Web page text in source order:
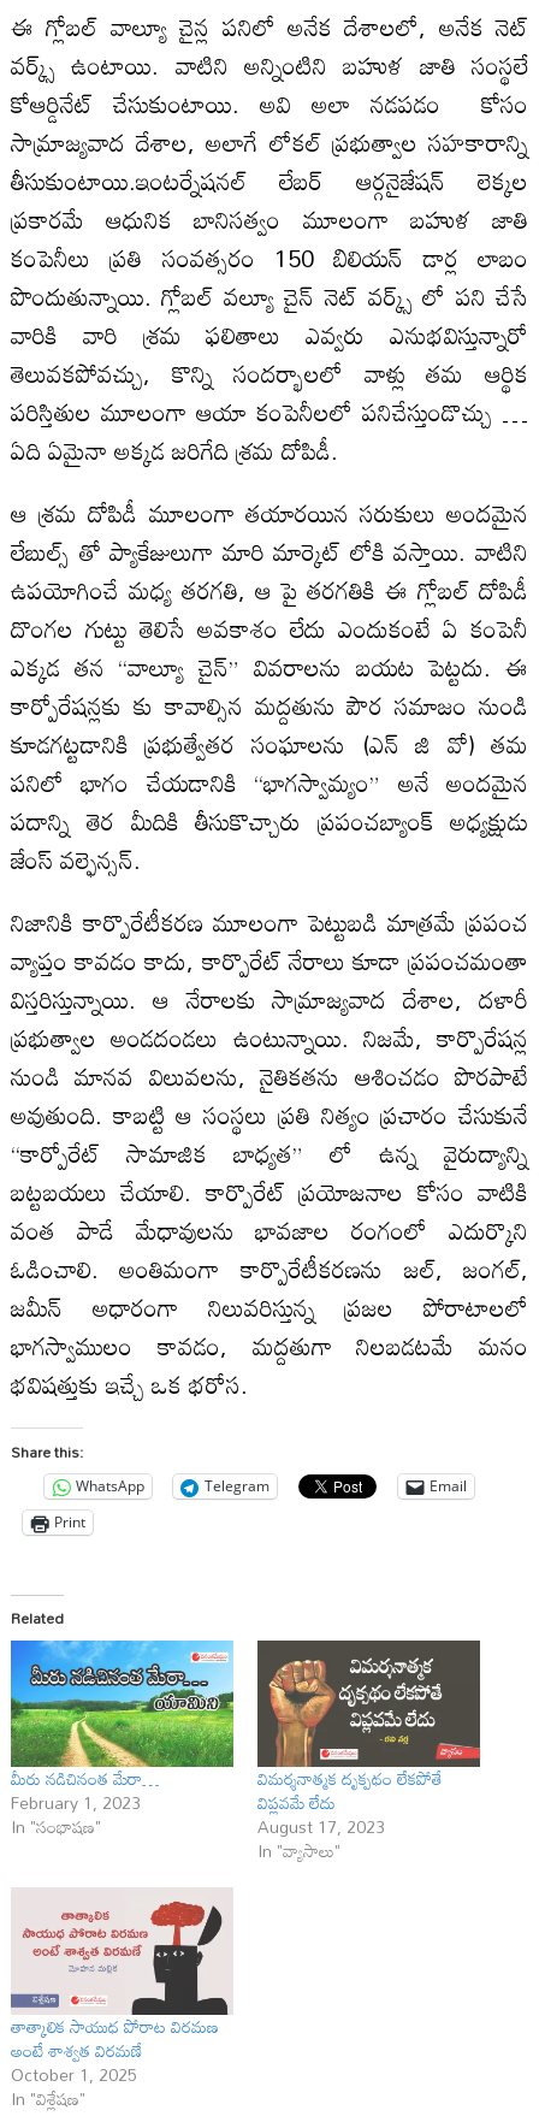
ఈ గ్లోబల్ వాల్యూ చైన్ల పనిలో అనేక దేశాలలో, అనేక నెట్
వర్క్స్ ఉంటాయి. వాటిని అన్నింటిని బహుళ జాతి సంస్థలే
కోఆర్డినేట్ చేసుకుంటాయి. అవి అలా నడపడం కోసం
సామ్రాజ్యవాద దేశాల, అలాగే లోకల్ ప్రభుత్వాల సహకారాన్ని
తీసుకుంటాయి.ఇంటర్నేషనల్ లేబర్ ఆర్గనైజేషన్ లెక్కల
ప్రకారమే ఆధునిక బానిసత్వం మూలంగా బహుళ జాతి
కంపెనీలు ప్రతి సంవత్సరం 150 బిలియన్ డార్ల లాబం
పొందుతున్నాయి. గ్లోబల్ వల్యూ చైన్ నెట్ వర్క్స్ లో పని చేసే
వారికి వారి శ్రమ ఫలితాలు ఎవ్వరు ఎనుభవిస్తున్నారో
తెలువకపోవచ్చు, కొన్ని సందర్భాలలో వాళ్లు తమ ఆర్థిక
పరిస్తితుల మూలంగా ఆయా కంపెనీలలో పనిచేస్తుండొచ్చు …
ఏది ఏమైనా అక్కడ జరిగేది శ్రమ దోపిడీ.
ఆ శ్రమ దోపిడీ మూలంగా తయారయిన సరుకులు అందమైన
లేబుల్స్ తో ప్యాకేజులుగా మారి మార్కెట్ లోకి వస్తాయి. వాటిని
ఉపయోగించే మధ్య తరగతి, ఆ పై తరగతికి ఈ గ్లోబల్ దోపిడీ
దొంగల గుట్టు తెలిసే అవకాశం లేదు ఎందుకంటే ఏ కంపెనీ
ఎక్కడ తన “వాల్యూ చైన్” వివరాలను బయట పెట్టదు. ఈ
కార్పోరేషన్లకు కు కావాల్సిన మద్దతును పౌర సమాజం నుండి
కూడగట్టడానికి ప్రభుత్వేతర సంఘాలను (ఎన్ జి వో) తమ
పనిలో భాగం చేయడానికి “భాగస్వామ్యం” అనే అందమైన
పదాన్ని తెర మీదికి తీసుకొచ్చారు ప్రపంచబ్యాంక్ అధ్యక్షుడు
జేంస్ వల్ఫెన్సన్.
నిజానికి కార్పొరేటీకరణ మూలంగా పెట్టుబడి మాత్రమే ప్రపంచ
వ్యాప్తం కావడం కాదు, కార్పొరేట్ నేరాలు కూడా ప్రపంచమంతా
విస్తరిస్తున్నాయి. ఆ నేరాలకు సామ్రాజ్యవాద దేశాల, దళారీ
ప్రభుత్వాల అండదండలు ఉంటున్నాయి. నిజమే, కార్పొరేషన్ల
నుండి మానవ విలువలను, నైతికతను ఆశించడం పొరపాటే
అవుతుంది. కాబట్టి ఆ సంస్థలు ప్రతి నిత్యం ప్రచారం చేసుకునే
“కార్పోరేట్ సామాజిక బాధ్యత” లో ఉన్న వైరుద్యాన్ని
బట్టబయలు చేయాలి. కార్పొరేట్ ప్రయోజనాల కోసం వాటికి
వంత పాడే మేధావులను భావజాల రంగంలో ఎదుర్కొని
ఓడించాలి. అంతిమంగా కార్పొరేటీకరణను జల్, జంగల్,
జమీన్ అధారంగా నిలువరిస్తున్న ప్రజల పోరాటాలలో
భాగస్వాములం కావడం, మద్దతుగా నిలబడటమే మనం
భవిషత్తుకు ఇచ్చే ఒక భరోస.
Share this:
WhatsApp Telegram
Email
Print
Related
మీరు నడిచినంత మేరా…
February 1, 2023
In "సంభాషణ"
విమర్శనాత్మక దృక్పథం లేకపోతే
విప్లవమే లేదు
August 17, 2023
In "వ్యాసాలు"
తాత్కాలిక సాయుధ పోరాట విరమణ
అంటే శాశ్వత విరమణే
October 1, 2025
In "విశ్లేషణ"